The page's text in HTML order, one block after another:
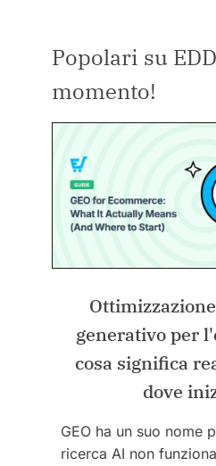
Popolari su
momento!
generativo per
cosa significa
dove
GEO ha un suo nome
ricerca AI non